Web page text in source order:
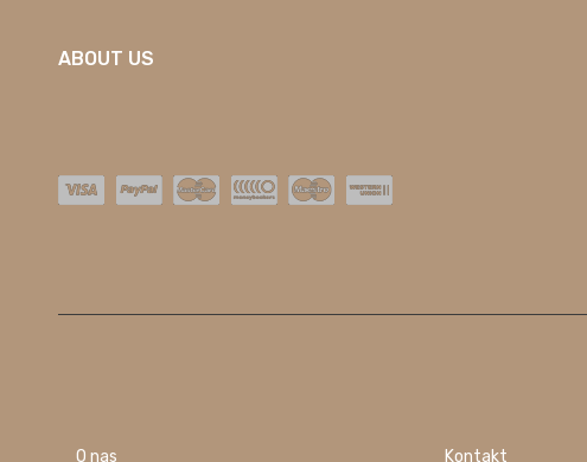
ABOUT US
O nas Kontakt